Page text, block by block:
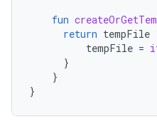
fun
return tempFile
tempFile =
}
}
}